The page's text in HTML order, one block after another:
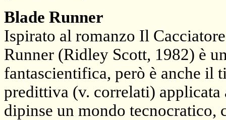
Blade Runner
Ispirato al romanzo Il
Runner (Ridley Scott, 1982) è
fantascientifica, però è anche il
predittiva (v. correlati)
dipinse un mondo